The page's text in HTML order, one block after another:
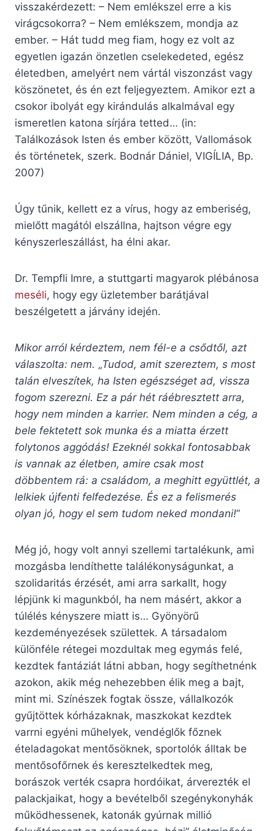
visszakérdezett: – Nem emlékszel erre a kis
virágcsokorra? – Nem emlékszem, mondja az
ember. – Hát tudd meg fiam, hogy ez volt az
egyetlen igazán önzetlen cselekedeted, egész
életedben, amelyért nem vártál viszonzást vagy
köszönetet, és én ezt feljegyeztem. Amikor ezt a
csokor ibolyát egy kirándulás alkalmával egy
ismeretlen katona sírjára tetted… (in:
Találkozások Isten és ember között, Vallomások
és történetek, szerk. Bodnár Dániel, VIGÍLIA, Bp.
2007)
Úgy tűnik, kellett ez a vírus, hogy az emberiség,
mielőtt magától elszállna, hajtson végre egy
kényszerleszállást, ha élni akar.
Dr. Tempfli Imre, a stuttgarti magyarok plébánosa
meséli, hogy egy üzletember barátjával
beszélgetett a járvány idején.
Mikor arról kérdeztem, nem fél-e a csődtől, azt
válaszolta: nem. „Tudod, amit szereztem, s most
talán elveszítek, ha Isten egészséget ad, vissza
fogom szerezni. Ez a pár hét ráébresztett arra,
hogy nem minden a karrier. Nem minden a cég, a
bele fektetett sok munka és a miatta érzett
folytonos aggódás! Ezeknél sokkal fontosabbak
is vannak az életben, amire csak most
döbbentem rá: a családom, a meghitt együttlét, a
lelkiek újfenti felfedezése. És ez a felismerés
olyan jó, hogy el sem tudom neked mondani!”
Még jó, hogy volt annyi szellemi tartalékunk, ami
mozgásba lendíthette találékonyságunkat, a
szolidaritás érzését, ami arra sarkallt, hogy
lépjünk ki magunkból, ha nem másért, akkor a
túlélés kényszere miatt is… Gyönyörű
kezdeményezések születtek. A társadalom
különféle rétegei mozdultak meg egymás felé,
kezdtek fantáziát látni abban, hogy segíthetnénk
azokon, akik még nehezebben élik meg a bajt,
mint mi. Színészek fogtak össze, vállalkozók
gyűjtöttek kórházaknak, maszkokat kezdtek
varrni egyéni műhelyek, vendéglők főznek
ételadagokat mentősöknek, sportolók álltak be
mentősofőrnek és keresztelkedtek meg,
borászok verték csapra hordóikat, árverezték el
palackjaikat, hogy a bevételből szegénykonyhák
működhessenek, katonák gyúrnak millió